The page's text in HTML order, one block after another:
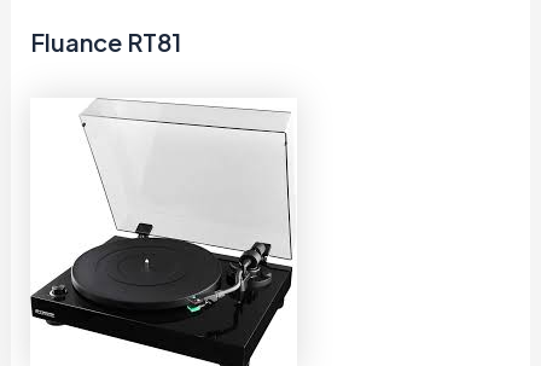
Fluance RT81